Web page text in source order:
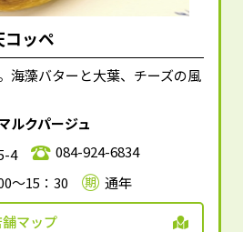
コッペ
海藻バターと大葉、チーズの風
ルクパージュ
4
084-924-6834
～15：30 通年
舗マップ